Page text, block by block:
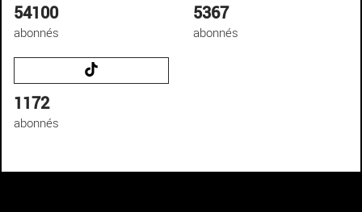
54100
abonnés
5367
abonnés
1172
abonnés